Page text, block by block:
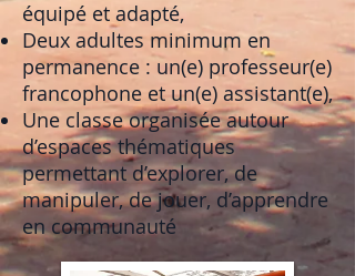
équipé et adapté,
Deux adultes minimum en
permanence : un(e) professeur(e)
francophone et un(e) assistant(e),
Une classe organisée autour
d’espaces thématiques
permettant d’explorer, de
manipuler, de jouer, d’apprendre
en communauté